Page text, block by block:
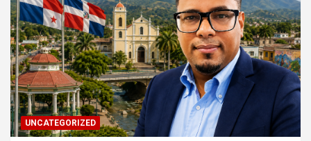
UNCATEGORIZED